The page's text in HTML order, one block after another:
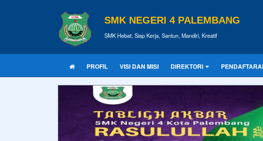
SMK NEGERI 4 PALEMBANG
SMK Hebat, Siap Kerja, Santun, Mandiri, Kreatif
PROFIL VISI DAN MISI DIREKTORI